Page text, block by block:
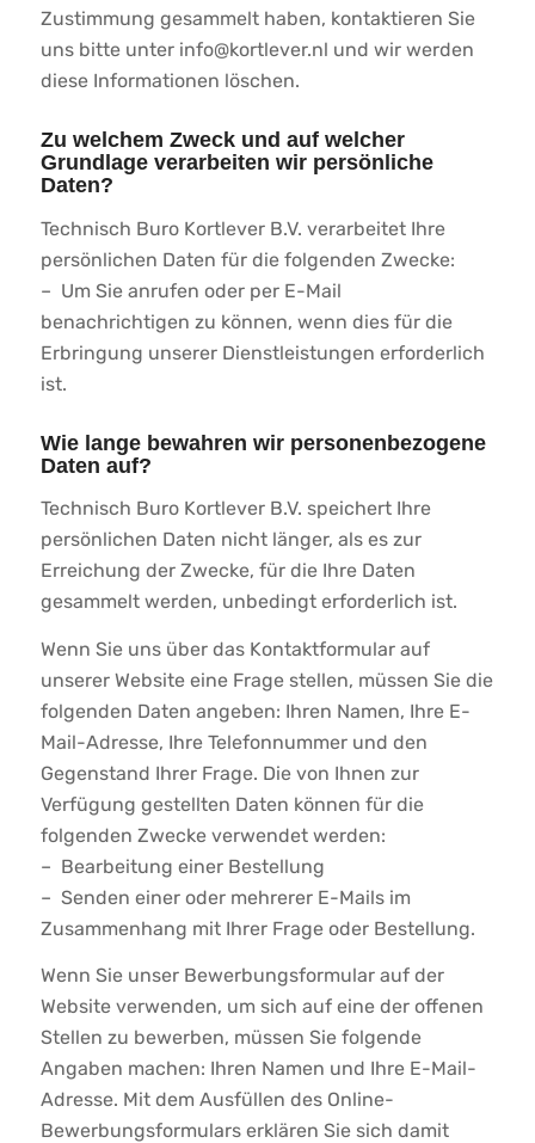
Zustimmung gesammelt haben, kontaktieren Sie
uns bitte unter info@kortlever.nl und wir werden
diese Informationen löschen.
Zu welchem Zweck und auf welcher
Grundlage verarbeiten wir persönliche
Daten?
Technisch Buro Kortlever B.V. verarbeitet Ihre
persönlichen Daten für die folgenden Zwecke:
– Um Sie anrufen oder per E-Mail
benachrichtigen zu können, wenn dies für die
Erbringung unserer Dienstleistungen erforderlich
ist.
Wie lange bewahren wir personenbezogene
Daten auf?
Technisch Buro Kortlever B.V. speichert Ihre
persönlichen Daten nicht länger, als es zur
Erreichung der Zwecke, für die Ihre Daten
gesammelt werden, unbedingt erforderlich ist.
Wenn Sie uns über das Kontaktformular auf
unserer Website eine Frage stellen, müssen Sie die
folgenden Daten angeben: Ihren Namen, Ihre E-
Mail-Adresse, Ihre Telefonnummer und den
Gegenstand Ihrer Frage. Die von Ihnen zur
Verfügung gestellten Daten können für die
folgenden Zwecke verwendet werden:
– Bearbeitung einer Bestellung
– Senden einer oder mehrerer E-Mails im
Zusammenhang mit Ihrer Frage oder Bestellung.
Wenn Sie unser Bewerbungsformular auf der
Website verwenden, um sich auf eine der offenen
Stellen zu bewerben, müssen Sie folgende
Angaben machen: Ihren Namen und Ihre E-Mail-
Adresse. Mit dem Ausfüllen des Online-
Bewerbungsformulars erklären Sie sich damit